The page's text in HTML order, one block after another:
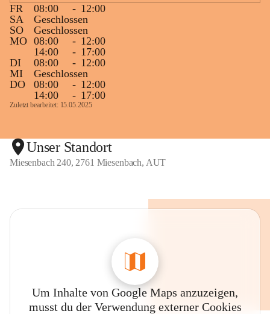
FR
08:00 - 12:00
SA
Geschlossen
SO
Geschlossen
MO 08:00 - 12:00
14:00
- 17:00
DI
08:00 - 12:00
MI
Geschlossen
DO
08:00 - 12:00
14:00
- 17:00
Zuletzt bearbeitet: 15.05.2025
Unser Standort
Miesenbach 240, 2761 Miesenbach, AUT
Um Inhalte von Google Maps anzuzeigen,
musst du der Verwendung externer Cookies